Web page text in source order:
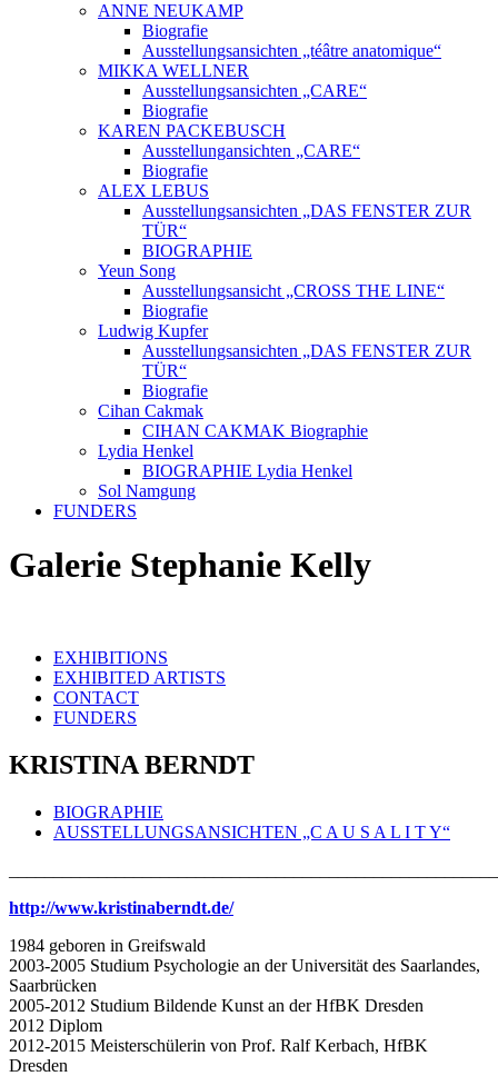
ANNE NEUKAMP
Biografie
Ausstellungsansichten „téâtre anatomique“
MIKKA WELLNER
Ausstellungsansichten „CARE“
Biografie
KAREN PACKEBUSCH
Ausstellungansichten „CARE“
Biografie
ALEX LEBUS
Ausstellungsansichten „DAS FENSTER ZUR
TÜR“
BIOGRAPHIE
Yeun Song
Ausstellungsansicht „CROSS THE LINE“
Biografie
Ludwig Kupfer
Ausstellungsansichten „DAS FENSTER ZUR
TÜR“
Biografie
Cihan Cakmak
CIHAN CAKMAK Biographie
Lydia Henkel
BIOGRAPHIE Lydia Henkel
Sol Namgung
FUNDERS
Galerie Stephanie Kelly
EXHIBITIONS
EXHIBITED ARTISTS
CONTACT
FUNDERS
KRISTINA BERNDT
BIOGRAPHIE
AUSSTELLUNGSANSICHTEN „C A U S A L I T Y“
http://www.kristinaberndt.de/
1984 geboren in Greifswald
2003-2005 Studium Psychologie an der Universität des Saarlandes,
Saarbrücken
2005-2012 Studium Bildende Kunst an der HfBK Dresden
2012 Diplom
2012-2015 Meisterschülerin von Prof. Ralf Kerbach, HfBK
Dresden